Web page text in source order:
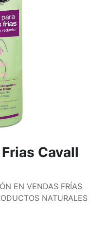
Cavall
EN VENDAS FRÍAS
NATURALES